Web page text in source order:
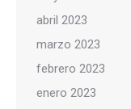
abril 2023
marzo 2023
febrero 2023
enero 2023